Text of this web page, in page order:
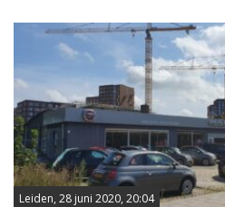
Leiden, 28 juni 2020, 20:04